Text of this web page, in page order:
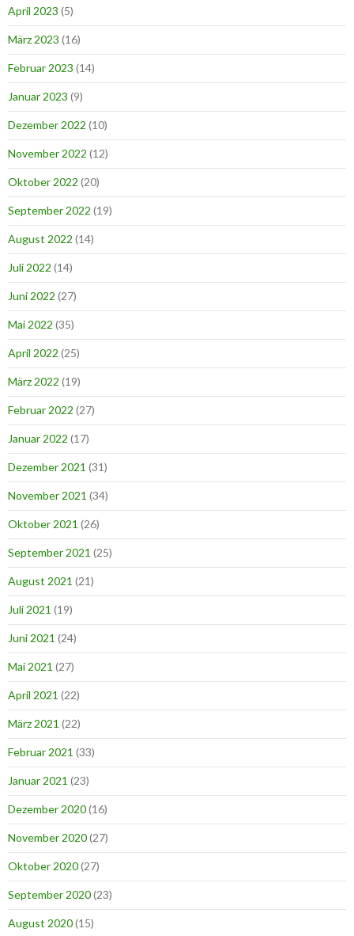
April 2023 (5)
März 2023 (16)
Februar 2023 (14)
Januar 2023 (9)
Dezember 2022 (10)
November 2022 (12)
Oktober 2022 (20)
September 2022 (19)
August 2022 (14)
Juli 2022 (14)
Juni 2022 (27)
Mai 2022 (35)
April 2022 (25)
März 2022 (19)
Februar 2022 (27)
Januar 2022 (17)
Dezember 2021 (31)
November 2021 (34)
Oktober 2021 (26)
September 2021 (25)
August 2021 (21)
Juli 2021 (19)
Juni 2021 (24)
Mai 2021 (27)
April 2021 (22)
März 2021 (22)
Februar 2021 (33)
Januar 2021 (23)
Dezember 2020(16)
November 2020(27)
Oktober 2020(27)
September 2020(23)
August 2020(15)